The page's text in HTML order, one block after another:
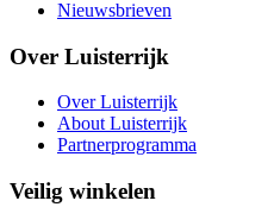
Nieuwsbrieven
Over Luisterrijk
Over Luisterrijk
About Luisterrijk
Partnerprogramma
Veilig winkelen